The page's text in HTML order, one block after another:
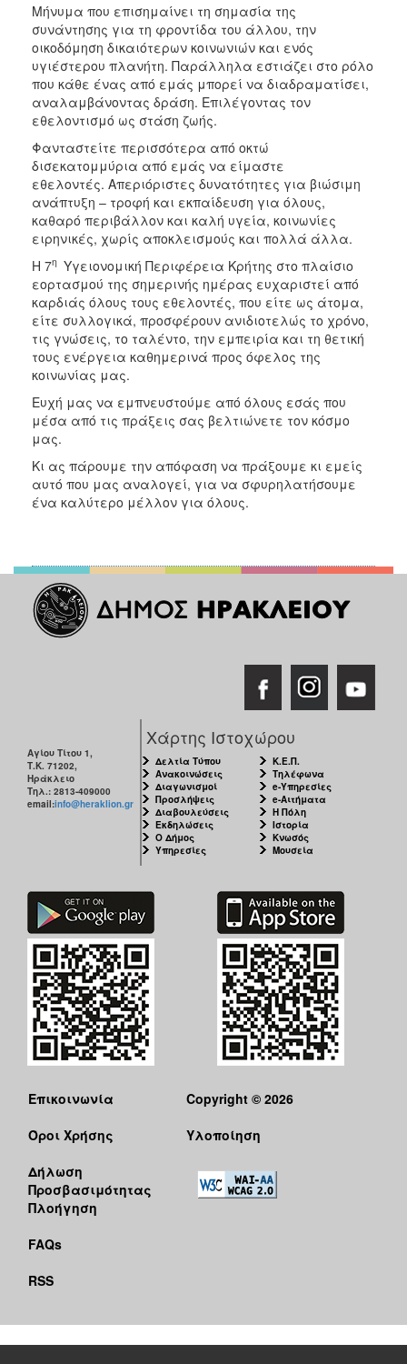
Μήνυμα που επισημαίνει τη σημασία της
συνάντησης για τη φροντίδα του άλλου, την
οικοδόμηση δικαιότερων κοινωνιών και ενός
υγιέστερου πλανήτη. Παράλληλα εστιάζει στο ρόλο
που κάθε ένας από εμάς μπορεί να διαδραματίσει,
αναλαμβάνοντας δράση. Επιλέγοντας τον
εθελοντισμό ως στάση ζωής.
Φανταστείτε περισσότερα από οκτώ
δισεκατομμύρια από εμάς να είμαστε
εθελοντές. Απεριόριστες δυνατότητες για βιώσιμη
ανάπτυξη – τροφή και εκπαίδευση για όλους,
καθαρό περιβάλλον και καλή υγεία, κοινωνίες
ειρηνικές, χωρίς αποκλεισμούς και πολλά άλλα.
Η 7η Υγειονομική Περιφέρεια Κρήτης στο πλαίσιο
εορτασμού της σημερινής ημέρας ευχαριστεί από
καρδιάς όλους τους εθελοντές, που είτε ως άτομα,
είτε συλλογικά, προσφέρουν ανιδιοτελώς το χρόνο,
τις γνώσεις, το ταλέντο, την εμπειρία και τη θετική
τους ενέργεια καθημερινά προς όφελος της
κοινωνίας μας.
Ευχή μας να εμπνευστούμε από όλους εσάς που
μέσα από τις πράξεις σας βελτιώνετε τον κόσμο
μας.
Κι ας πάρουμε την απόφαση να πράξουμε κι εμείς
αυτό που μας αναλογεί, για να σφυρηλατήσουμε
ένα καλύτερο μέλλον για όλους.
Αγίου Τίτου 1,
Τ.Κ. 71202,
Ηράκλειο
Τηλ.: 2813-409000
email:info@heraklion.gr
Χάρτης Ιστοχώρου
Δελτία Τύπου
Ανακοινώσεις
Διαγωνισμοί
Προσλήψεις
Διαβουλεύσεις
Εκδηλώσεις
Ο Δήμος
Υπηρεσίες
Κ.Ε.Π.
Τηλέφωνα
e-Υπηρεσίες
e-Αιτήματα
Η Πόλη
Ιστορία
Κνωσός
Μουσεία
Επικοινωνία
Όροι Χρήσης
Δήλωση
Προσβασιμότητας
Πλοήγηση
FAQs
RSS
Copyright © 2026
Υλοποίηση